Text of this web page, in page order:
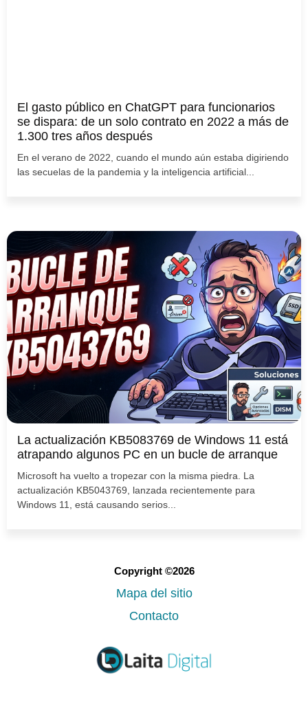
El gasto público en ChatGPT para funcionarios
se dispara: de un solo contrato en 2022 a más de
1.300 tres años después
En el verano de 2022, cuando el mundo aún estaba digiriendo
las secuelas de la pandemia y la inteligencia artificial...
La actualización KB5083769 de Windows 11 está
atrapando algunos PC en un bucle de arranque
Microsoft ha vuelto a tropezar con la misma piedra. La
actualización KB5043769, lanzada recientemente para
Windows 11, está causando serios...
Copyright ©2026
Mapa del sitio
Contacto